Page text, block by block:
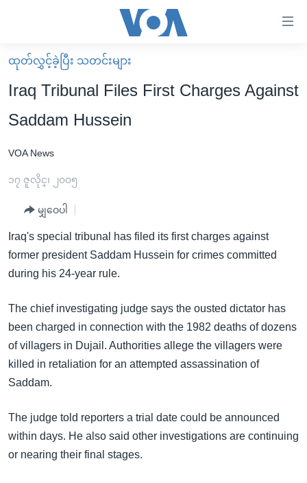
လွယ်ကူ
စေ
သည့်
များ
ပင်မ
ကျော်
ကြည့်
ရန်
ညွန်း
စာမျက်နှာ
သို့
ကျော်
ရန်
ရှာဖွေ
ရန်
မူလစာမျက်နှာ
မြန်မာ
ကမ္ဘာ့သတင်းများ
အစ္စရေး-ပါလက်စတိုင်း
အင်္ဂလိပ်စာလေ့လာမယ်
အမေရိကန်သုံးအီဒီယံ
မကြေးမုံရဲ့ အင်္ဂလိပ်စာ
အပတ်စဉ်ကဏ္ဍများ
ရေဒီယို
ရေဒီယိုနှင့်ရုပ်သံ အချက်အလက်များ
Learning English
ဗွီအိုအေ လူမှုကွန်ယက်များ
ဘာသာစကားများ
ထုတ်လွှင့်ခဲ့ပြီး သတင်းများ
Iraq Tribunal Files First Charges Against
Saddam Hussein
VOA News
၁၇ ဇူလိုင္၊ ၂၀၀၅
မျှဝေပါ
Iraq's special tribunal has filed its first charges against
former president Saddam Hussein for crimes committed
during his 24-year rule.
The chief investigating judge says the ousted dictator has
been charged in connection with the 1982 deaths of dozens
of villagers in Dujail. Authorities allege the villagers were
killed in retaliation for an attempted assassination of
Saddam.
The judge told reporters a trial date could be announced
within days. He also said other investigations are continuing
or nearing their final stages.